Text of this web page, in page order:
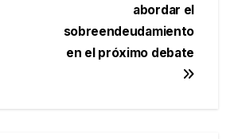
abordar el
sobreendeudamiento
en el próximo debate